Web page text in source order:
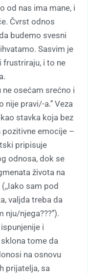
od nas ima mane, i
Čvrst odnos
budemo svesni
Sasvim je
frustriraju, i to ne
ne osećam srećno i
pravi/-a.’’ Veza
stavka koja bez
emocije –
pripisuje
odnosa, dok se
života na
sam pod
valjda treba da
njega???’’).
i
sklona tome da
na osnovu
prijatelja, sa